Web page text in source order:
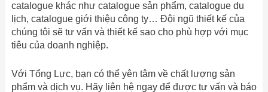
catalogue khác như catalogue sản phẩm, catalogue du
lịch, catalogue giới thiệu công ty… Đội ngũ thiết kế của
chúng tôi sẽ tư vấn và thiết kế sao cho phù hợp với mục
tiêu của doanh nghiệp.
Với Tổng Lực, bạn có thể yên tâm về chất lượng sản
phẩm và dịch vụ. Hãy liên hệ ngay để được tư vấn và báo